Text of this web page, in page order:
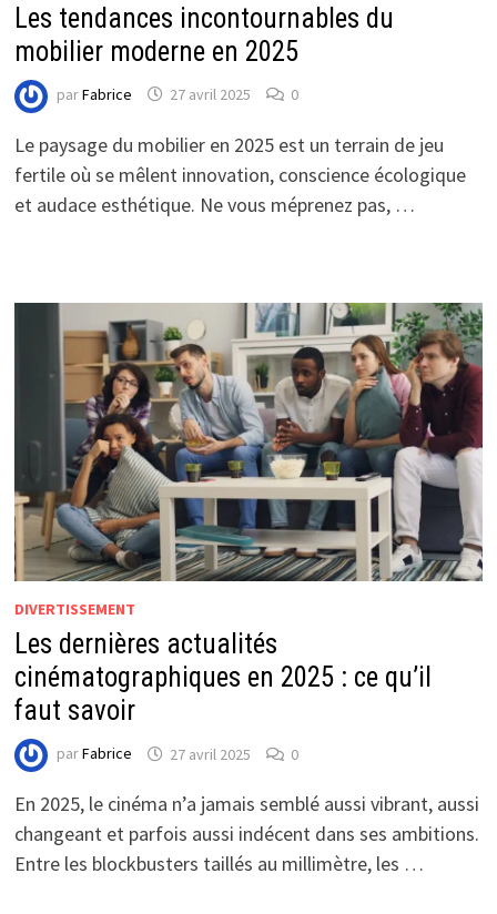
Les tendances incontournables du
mobilier moderne en 2025
parFabrice 27 avril 2025 0
Le paysage du mobilier en 2025 est un terrain de jeu
fertile où se mêlent innovation, conscience écologique
et audace esthétique. Ne vous méprenez pas, …
DIVERTISSEMENT
Les dernières actualités
cinématographiques en 2025 : ce qu’il
faut savoir
parFabrice 27 avril 2025 0
En 2025, le cinéma n’a jamais semblé aussi vibrant, aussi
changeant et parfois aussi indécent dans ses ambitions.
Entre les blockbusters taillés au millimètre, les …